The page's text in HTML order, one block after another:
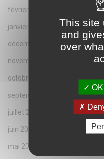
février 2026
janvier 2026
décembre 2025
novembre 2025
octobre 2025
septembre 2025
juillet 2025
juin 2025
mai 2025
This site
and
over